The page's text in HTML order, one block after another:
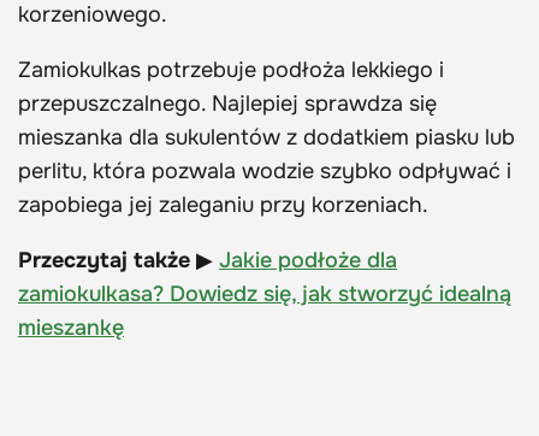
korzeniowego.
Zamiokulkas potrzebuje podłoża lekkiego i
przepuszczalnego. Najlepiej sprawdza się
mieszanka dla sukulentów z dodatkiem piasku lub
perlitu, która pozwala wodzie szybko odpływać i
zapobiega jej zaleganiu przy korzeniach.
Przeczytaj także ▶ Jakie podłoże dla
zamiokulkasa? Dowiedz się, jak stworzyć idealną
mieszankę